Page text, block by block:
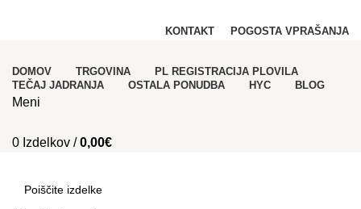
KONTAKT POGOSTA VPRAŠANJA
DOMOV TRGOVINA
PL REGISTRACIJA PLOVILA
TEČAJ JADRANJA
OSTALA PONUDBA HYC BLOG
Meni
0 Izdelkov / 0,00€